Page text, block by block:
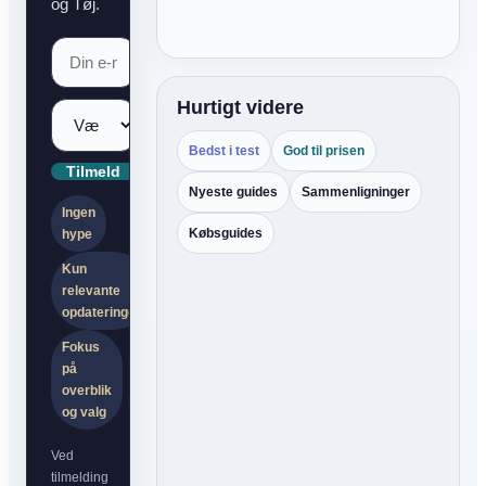
Tilmeld
Ingen
hype
Kun
relevante
opdateringer
Fokus
på
overblik
og valg
Ved
tilmelding
Hurtigt videre
Bedst i test God til prisen
Nyeste guides Sammenligninger
Købsguides